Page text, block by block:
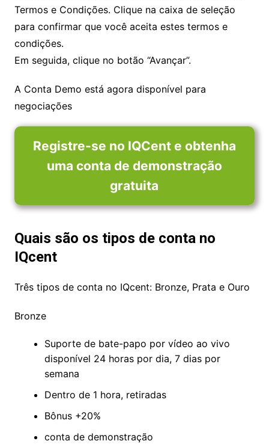
Termos e Condições. Clique na caixa de seleção
para confirmar que você aceita estes termos e
condições.
Em seguida, clique no botão “Avançar”.
A Conta Demo está agora disponível para
negociações
Registre-se no IQCent e obtenha
uma conta de demonstração
gratuita
Quais são os tipos de conta no
IQcent
Três tipos de conta no IQcent: Bronze, Prata e Ouro
Bronze
Suporte de bate-papo por vídeo ao vivo
disponível 24 horas por dia, 7 dias por
semana
Dentro de 1 hora, retiradas
Bônus +20%
conta de demonstração